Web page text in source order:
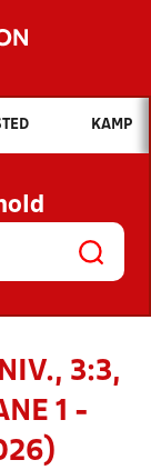
du søge efter?
NYHEDER
OG
KAMP
3:3,
1 -